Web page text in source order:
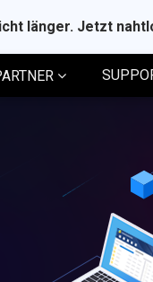
länger. Jetzt